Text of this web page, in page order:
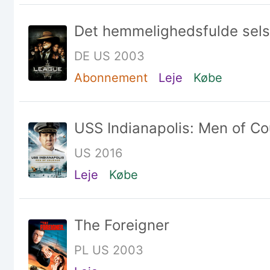
Det hemmelighedsfulde
DE US 2003
Abonnement
Leje Købe
USS Indianapolis: Men of
US 2016
Leje
Købe
The Foreigner
PL US 2003